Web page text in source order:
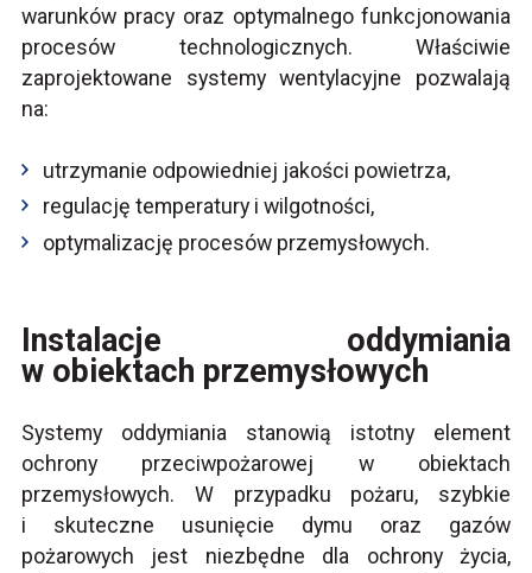
warunków pracy oraz optymalnego funkcjonowania
procesów technologicznych. Właściwie
zaprojektowane systemy wentylacyjne pozwalają
na:
utrzymanie odpowiedniej jakości powietrza,
regulację temperatury i wilgotności,
optymalizację procesów przemysłowych.
Instalacje oddymiania
w obiektach przemysłowych
Systemy oddymiania stanowią istotny element
ochrony przeciwpożarowej w obiektach
przemysłowych. W przypadku pożaru, szybkie
i skuteczne usunięcie dymu oraz gazów
pożarowych jest niezbędne dla ochrony życia,